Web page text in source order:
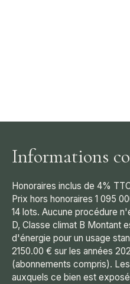
Informations
Honoraires inclus de 4%
Prix hors honoraires 1 095
14 lots. Aucune procédure
D, Classe climat B Montant
d'énergie pour un usage
2150.00 € sur les années
(abonnements compris).
auxquels ce bien est